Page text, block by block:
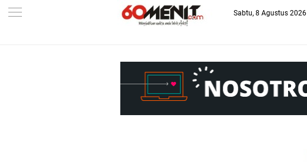
--> Sabtu, 8 Agustus 2026